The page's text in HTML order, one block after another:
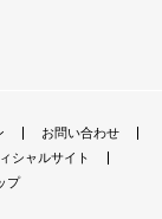
お問い合わせ
シャルサイト
プ